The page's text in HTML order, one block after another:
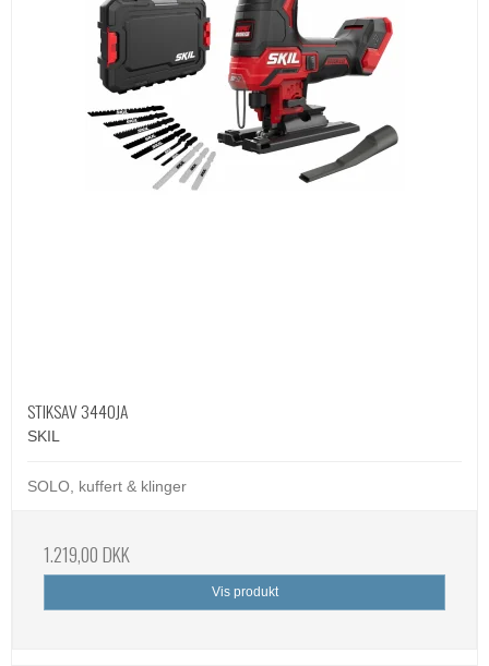
STIKSAV 3440JA
SKIL
SOLO, kuffert & klinger
1.219,00 DKK
Vis produkt